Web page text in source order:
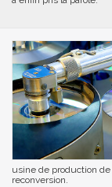
usine de production
reconversion.